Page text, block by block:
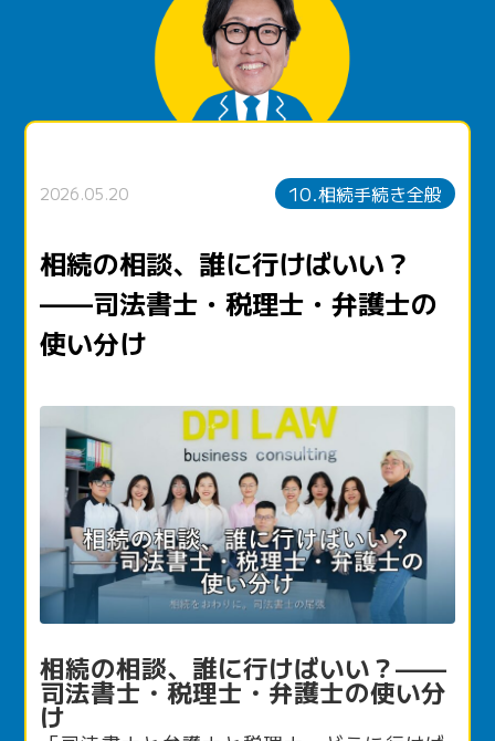
2026.05.20 10.相続手続き全般
相続の相談、誰に行けばいい？
——司法書士・税理士・弁護士の
使い分け
相続の相談、誰に行けばいい？——
司法書士・税理士・弁護士の使い分
け